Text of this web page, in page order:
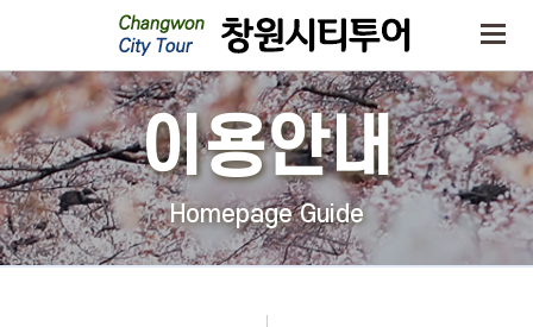
이용안내
Homepage Guide